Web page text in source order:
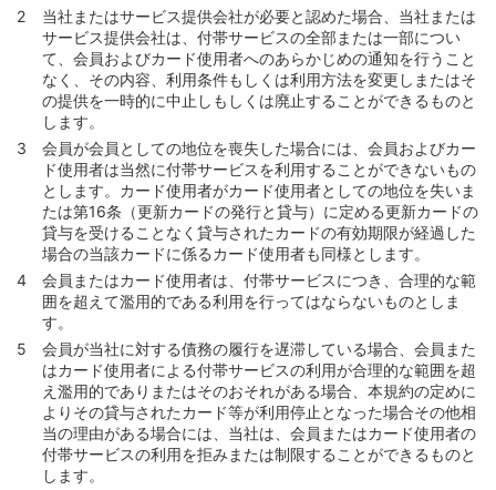
当社またはサービス提供会社が必要と認めた場合、当社または
サービス提供会社は、付帯サービスの全部または一部につい
て、会員およびカード使用者へのあらかじめの通知を行うこと
なく、その内容、利用条件もしくは利用方法を変更しまたはそ
の提供を一時的に中止しもしくは廃止することができるものと
します。
会員が会員としての地位を喪失した場合には、会員およびカー
ド使用者は当然に付帯サービスを利用することができないもの
とします。カード使用者がカード使用者としての地位を失いま
たは第16条（更新カードの発行と貸与）に定める更新カードの
貸与を受けることなく貸与されたカードの有効期限が経過した
場合の当該カードに係るカード使用者も同様とします。
会員またはカード使用者は、付帯サービスにつき、合理的な範
囲を超えて濫用的である利用を行ってはならないものとしま
す。
会員が当社に対する債務の履行を遅滞している場合、会員また
はカード使用者による付帯サービスの利用が合理的な範囲を超
え濫用的でありまたはそのおそれがある場合、本規約の定めに
よりその貸与されたカード等が利用停止となった場合その他相
当の理由がある場合には、当社は、会員またはカード使用者の
付帯サービスの利用を拒みまたは制限することができるものと
します。